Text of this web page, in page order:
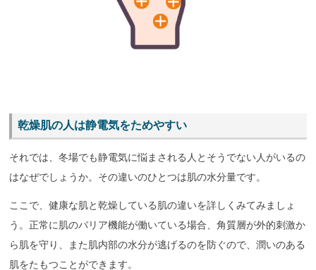
乾燥肌の人は静電気をためやすい
それでは、冬場でも静電気に悩まされる人とそうでない人がいるの
はなぜでしょうか。その違いのひとつは肌の水分量です。
ここで、健康な肌と乾燥している肌の違いを詳しくみてみましょ
う。正常に肌のバリア機能が働いている場合、角質層が外的刺激か
ら肌を守り、また肌内部の水分が逃げるのを防ぐので、潤いのある
肌をたもつことができます。